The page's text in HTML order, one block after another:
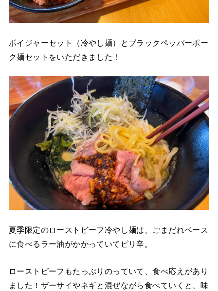
ボイジャーセット（冷やし麺）とブラックペッパーポー
ク麺セットをいただきました！
夏季限定のローストビーフ冷やし麺は、ごまだれベース
に食べるラー油がかかっていてピリ辛。
ローストビーフもたっぷりのっていて、食べ応えがあり
ました！ザーサイやネギと混ぜながら食べていくと、味